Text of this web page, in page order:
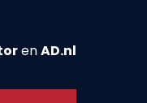
enAD.nl